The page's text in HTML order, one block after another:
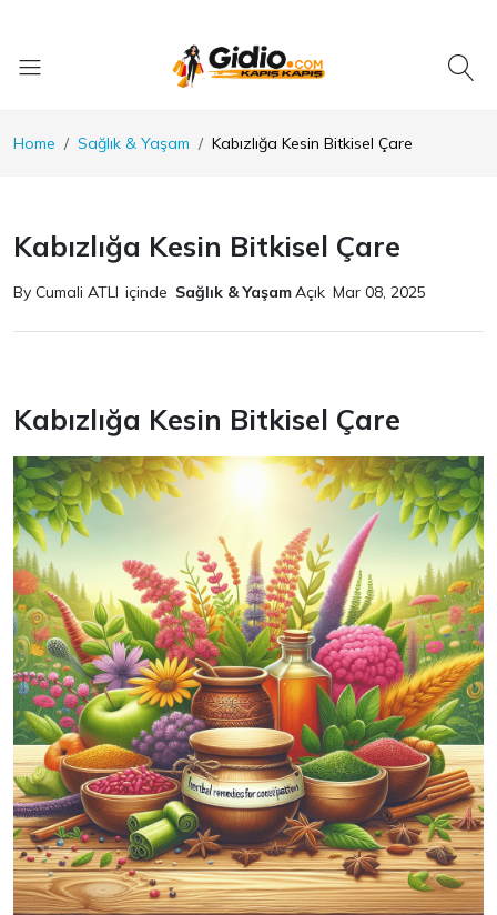
Home Sağlık & Yaşam Kabızlığa Kesin Bitkisel Çare
Kabızlığa Kesin Bitkisel Çare
By Cumali ATLI içinde Sağlık & YaşamAçık Mar 08, 2025
Kabızlığa Kesin Bitkisel Çare